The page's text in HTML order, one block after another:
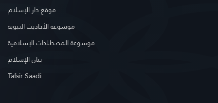
موقع دار الإسلام
موسوعة الأحاديث النبوية
موسوعة المصطلحات الإسلامية
بيان الإسلام
Tafsir Saadi